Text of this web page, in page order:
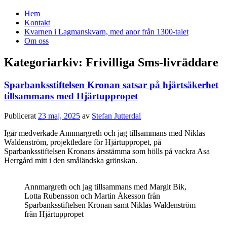
Hem
Kontakt
Kvarnen i Lagmanskvarn, med anor från 1300-talet
Om oss
Kategoriarkiv: Frivilliga Sms-livräddare
Sparbanksstiftelsen Kronan satsar på hjärtsäkerhet
tillsammans med Hjärtuppropet
Publicerat 23 maj, 2025 av Stefan Jutterdal
Igår medverkade Annmargreth och jag tillsammans med Niklas
Waldenström, projektledare för Hjärtuppropet, på
Sparbanksstiftelsen Kronans årsstämma som hölls på vackra Asa
Herrgård mitt i den småländska grönskan.
Annmargreth och jag tillsammans med Margit Bik,
Lotta Rubensson och Martin Åkesson från
Sparbanksstiftelsen Kronan samt Niklas Waldenström
från Hjärtuppropet